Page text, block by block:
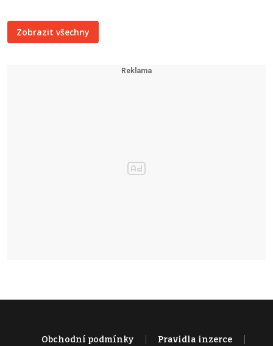
Zobrazit všechny
Obchodní podmínky Pravidla inzerce